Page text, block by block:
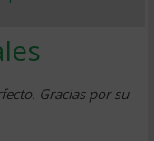
Gracias por su